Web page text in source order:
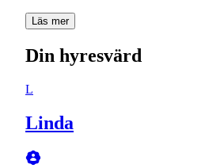
Läs mer
Din hyresvärd
L
Linda